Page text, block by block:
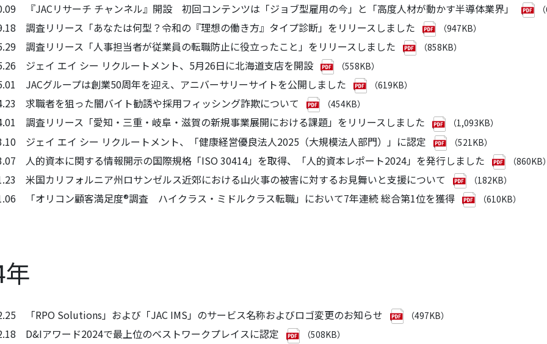
『JACリサーチ チャンネル』開設 初回コンテンツは「ジョブ型雇用の今」と「高度人材が動かす半導体業界」
調査リリース「あなたは何型？令和の『理想の働き方』タイプ診断」をリリースしました （947KB）
調査リリース「人事担当者が従業員の転職防止に役立ったこと」をリリースしました （858KB）
ジェイ エイ シー リクルートメント、5月26日に北海道支店を開設 （558KB）
JACグループは創業50周年を迎え、アニバーサリーサイトを公開しました （619KB）
求職者を狙った闇バイト勧誘や採用フィッシング詐欺について （454KB）
調査リリース「愛知・三重・岐阜・滋賀の新規事業展開における課題」をリリースしました （1,093KB）
ジェイ エイ シー リクルートメント、「健康経営優良法人2025（大規模法人部門）」に認定 （521KB）
人的資本に関する情報開示の国際規格「ISO 30414」を取得、「人的資本レポート2024」を発行しました （860KB
米国カリフォルニア州ロサンゼルス近郊における山火事の被害に対するお見舞いと支援について （182KB）
「オリコン顧客満足度®調査 ハイクラス・ミドルクラス転職」において7年連続 総合第1位を獲得 （610KB）
「RPO Solutions」および「JAC IMS」のサービス名称およびロゴ変更のお知らせ （497KB）
D&Iアワード2024で最上位のベストワークプレイスに認定 （508KB）